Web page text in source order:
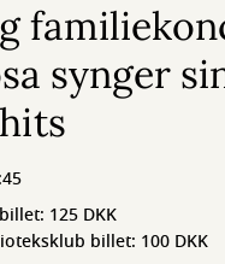
synger
125 DKK
billet: 100 DKK